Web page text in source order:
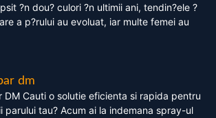
?n dou? culori ?n ultimii ani, tendin?ele ?
a p?rului au evoluat, iar multe femei au
dm
DM Cauti o solutie eficienta si rapida pentru
parului tau? Acum ai la indemana spray-ul